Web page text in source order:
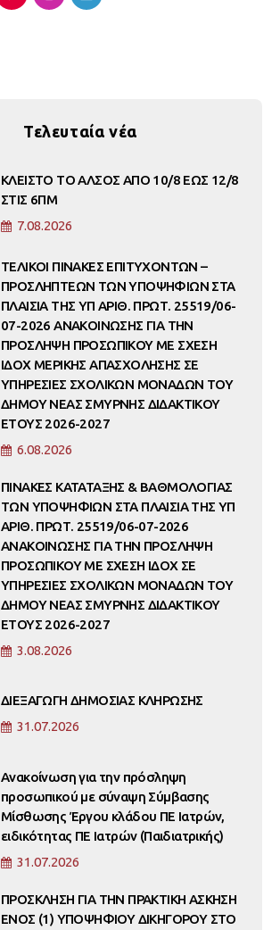
Τελευταία νέα
ΚΛΕΙΣΤΟ ΤΟ ΑΛΣΟΣ ΑΠΟ 10/8 ΕΩΣ 12/8
ΣΤΙΣ 6ΠΜ
7.08.2026
ΤΕΛΙΚΟΙ ΠΙΝΑΚΕΣ ΕΠΙΤΥΧΟΝΤΩΝ –
ΠΡΟΣΛΗΠΤΕΩΝ ΤΩΝ ΥΠΟΨΗΦΙΩΝ ΣΤΑ
ΠΛΑΙΣΙΑ ΤΗΣ ΥΠ ΑΡΙΘ. ΠΡΩΤ. 25519/06-
07-2026 ΑΝΑΚΟΙΝΩΣΗΣ ΓΙΑ ΤΗΝ
ΠΡΟΣΛΗΨΗ ΠΡΟΣΩΠΙΚΟΥ ΜΕ ΣΧΕΣΗ
ΙΔΟΧ ΜΕΡΙΚΗΣ ΑΠΑΣΧΟΛΗΣΗΣ ΣΕ
ΥΠΗΡΕΣΙΕΣ ΣΧΟΛΙΚΩΝ ΜΟΝΑΔΩΝ ΤΟΥ
ΔΗΜΟΥ ΝΕΑΣ ΣΜΥΡΝΗΣ ΔΙΔΑΚΤΙΚΟΥ
ΕΤΟΥΣ 2026-2027
6.08.2026
ΠΙΝΑΚΕΣ ΚΑΤΑΤΑΞΗΣ & ΒΑΘΜΟΛΟΓΙΑΣ
ΤΩΝ ΥΠΟΨΗΦΙΩΝ ΣΤΑ ΠΛΑΙΣΙΑ ΤΗΣ ΥΠ
ΑΡΙΘ. ΠΡΩΤ. 25519/06-07-2026
ΑΝΑΚΟΙΝΩΣΗΣ ΓΙΑ ΤΗΝ ΠΡΟΣΛΗΨΗ
ΠΡΟΣΩΠΙΚΟΥ ΜΕ ΣΧΕΣΗ ΙΔΟΧ ΣΕ
ΥΠΗΡΕΣΙΕΣ ΣΧΟΛΙΚΩΝ ΜΟΝΑΔΩΝ ΤΟΥ
ΔΗΜΟΥ ΝΕΑΣ ΣΜΥΡΝΗΣ ΔΙΔΑΚΤΙΚΟΥ
ΕΤΟΥΣ 2026-2027
3.08.2026
ΔΙΕΞΑΓΩΓΗ ΔΗΜΟΣΙΑΣ ΚΛΗΡΩΣΗΣ
31.07.2026
Ανακοίνωση για την πρόσληψη
προσωπικού με σύναψη Σύμβασης
Μίσθωσης Έργου κλάδου ΠΕ Ιατρών,
ειδικότητας ΠΕ Ιατρών (Παιδιατρικής)
31.07.2026
ΠΡΟΣΚΛΗΣΗ ΓΙΑ ΤΗΝ ΠΡΑΚΤΙΚΗ ΑΣΚΗΣΗ
ΕΝΟΣ (1) ΥΠΟΨΗΦΙΟΥ ΔΙΚΗΓΟΡΟΥ ΣΤΟ